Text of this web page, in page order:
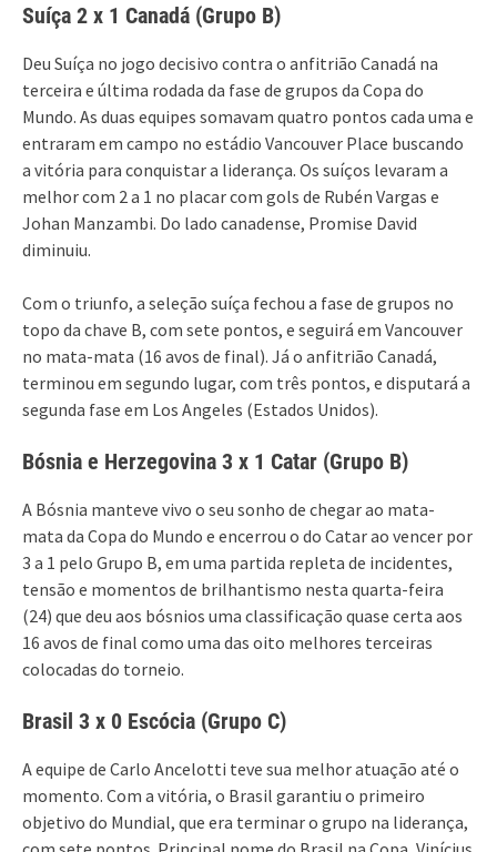
Suíça 2 x 1 Canadá (Grupo B)
Deu Suíça no jogo decisivo contra o anfitrião Canadá na
terceira e última rodada da fase de grupos da Copa do
Mundo. As duas equipes somavam quatro pontos cada uma e
entraram em campo no estádio Vancouver Place buscando
a vitória para conquistar a liderança. Os suíços levaram a
melhor com 2 a 1 no placar com gols de Rubén Vargas e
Johan Manzambi. Do lado canadense, Promise David
diminuiu.
Com o triunfo, a seleção suíça fechou a fase de grupos no
topo da chave B, com sete pontos, e seguirá em Vancouver
no mata-mata (16 avos de final). Já o anfitrião Canadá,
terminou em segundo lugar, com três pontos, e disputará a
segunda fase em Los Angeles (Estados Unidos).
Bósnia e Herzegovina 3 x 1 Catar (Grupo B)
A Bósnia manteve vivo o seu sonho de chegar ao mata-
mata da Copa do Mundo e encerrou o do Catar ao vencer por
3 a 1 pelo Grupo B, em uma partida repleta de incidentes,
tensão e momentos de brilhantismo nesta quarta-feira
(24) que deu aos bósnios uma classificação quase certa aos
16 avos de final como uma das oito melhores terceiras
colocadas do torneio.
Brasil 3 x 0 Escócia (Grupo C)
A equipe de Carlo Ancelotti teve sua melhor atuação até o
momento. Com a vitória, o Brasil garantiu o primeiro
objetivo do Mundial, que era terminar o grupo na liderança,